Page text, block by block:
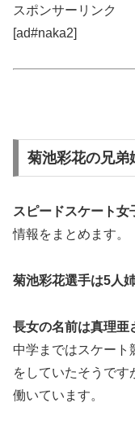
スポンサーリンク
[ad#naka2]
菊池彩花の兄弟
スピードスケート女
情報をまとめます。
菊池彩花選手は5人
長女の名前は真理亜
中学まではスケート
をしていたそうです
働いています。